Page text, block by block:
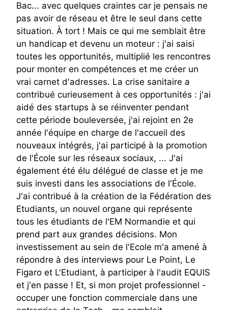
Bac... avec quelques craintes car je pensais ne
pas avoir de réseau et être le seul dans cette
situation. À tort ! Mais ce qui me semblait être
un handicap et devenu un moteur : j'ai saisi
toutes les opportunités, multiplié les rencontres
pour monter en compétences et me créer un
vrai carnet d'adresses. La crise sanitaire a
contribué curieusement à ces opportunités : j'ai
aidé des startups à se réinventer pendant
cette période bouleversée, j'ai rejoint en 2e
année l'équipe en charge de l'accueil des
nouveaux intégrés, j'ai participé à la promotion
de l'École sur les réseaux sociaux, ... J'ai
également été élu délégué de classe et je me
suis investi dans les associations de l'École.
J'ai contribué à la création de la Fédération des
Etudiants, un nouvel organe qui représente
tous les étudiants de l'EM Normandie et qui
prend part aux grandes décisions. Mon
investissement au sein de l'Ecole m'a amené à
répondre à des interviews pour Le Point, Le
Figaro et L'Etudiant, à participer à l'audit EQUIS
et j'en passe ! Et, si mon projet professionnel -
occuper une fonction commerciale dans une